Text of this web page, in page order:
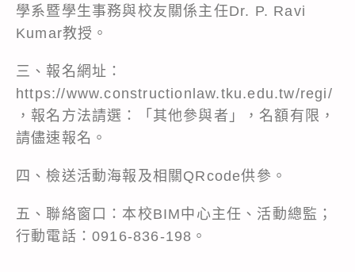
學系暨學生事務與校友關係主任Dr. P. Ravi
Kumar教授。
三、報名網址：
https://www.constructionlaw.tku.edu.tw/regi/
，報名方法請選：「其他參與者」，名額有限，
請儘速報名。
四、檢送活動海報及相關QRcode供參。
五、聯絡窗口：本校BIM中心主任、活動總監；
行動電話：0916-836-198。